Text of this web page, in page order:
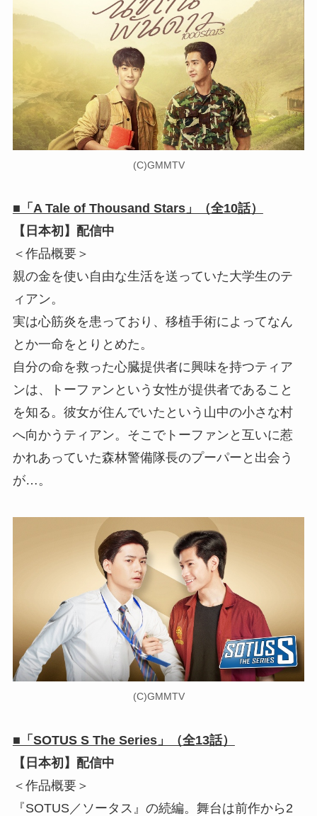
(C)GMMTV
■「A Tale of Thousand Stars」（全10話）
【日本初】配信中
＜作品概要＞
親の金を使い自由な生活を送っていた大学生のテ
ィアン。
実は心筋炎を患っており、移植手術によってなん
とか一命をとりとめた。
自分の命を救った心臓提供者に興味を持つティア
ンは、トーファンという女性が提供者であること
を知る。彼女が住んでいたという山中の小さな村
へ向かうティアン。そこでトーファンと互いに惹
かれあっていた森林警備隊長のプーパーと出会う
が…。
(C)GMMTV
■「SOTUS S The Series」（全13話）
【日本初】配信中
＜作品概要＞
『SOTUS／ソータス』の続編。舞台は前作から2